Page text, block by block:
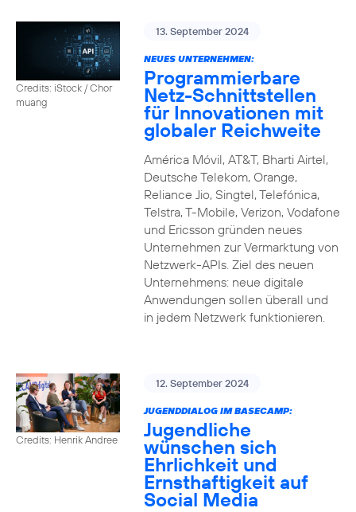
Credits: iStock / Chor
muang
13. September 2024
NEUES UNTERNEHMEN:
Programmierbare
Netz-Schnittstellen
für Innovationen mit
globaler Reichweite
América Móvil, AT&T, Bharti Airtel,
Deutsche Telekom, Orange,
Reliance Jio, Singtel, Telefónica,
Telstra, T-Mobile, Verizon, Vodafone
und Ericsson gründen neues
Unternehmen zur Vermarktung von
Netzwerk-APIs. Ziel des neuen
Unternehmens: neue digitale
Anwendungen sollen überall und
in jedem Netzwerk funktionieren.
Credits: Henrik Andree
12. September 2024
JUGENDDIALOG IM BASECAMP:
Jugendliche
wünschen sich
Ehrlichkeit und
Ernsthaftigkeit auf
Social Media